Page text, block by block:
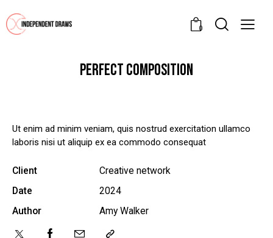
0
PERFECT COMPOSITION
Ut enim ad minim veniam, quis nostrud exercitation ullamco
laboris nisi ut aliquip ex ea commodo consequat
Client
Creative network
Date
2024
Author
Amy Walker